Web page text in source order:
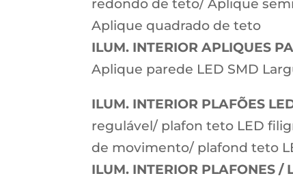
redondo de teto/ Aplique
Aplique quadrado de teto
ILUM. INTERIOR APLIQUES
Aplique parede LED SMD
ILUM. INTERIOR PLAFÕES
regulável/ plafon teto LED
de movimento/ plafond teto
ILUM. INTERIOR PLAFONES /